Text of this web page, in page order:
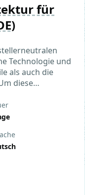
für
Technologie und
als auch die
diese
Dozenten von